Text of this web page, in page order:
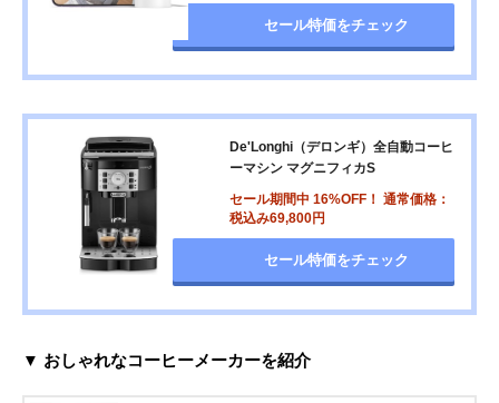
セール特価をチェック
De'Longhi（デロンギ）全自動コーヒ
ーマシン マグニフィカS
セール期間中 16%OFF！ 通常価格：
税込み69,800円
セール特価をチェック
▼ おしゃれなコーヒーメーカーを紹介